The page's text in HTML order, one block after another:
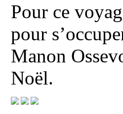
Pour ce
pour
Manon
Noël.